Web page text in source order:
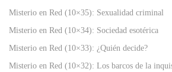
Misterio en Red (10×35): Sexualidad criminal
Misterio en Red (10×34): Sociedad esotérica
Misterio en Red (10×33): ¿Quién decide?
Misterio en Red (10×32): Los barcos de la